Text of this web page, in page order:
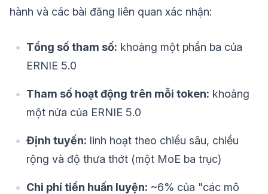
hành và các bài đăng liên quan xác nhận:
Tổng số tham số: khoảng một phần ba của
ERNIE 5.0
Tham số hoạt động trên mỗi token: khoảng
một nửa của ERNIE 5.0
Định tuyến: linh hoạt theo chiều sâu, chiều
rộng và độ thưa thớt (một MoE ba trục)
Chi phí tiền huấn luyện: ~6% của "các mô